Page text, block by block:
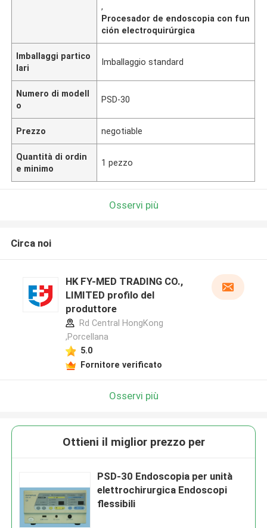
,
Procesador de endoscopia con fun
ción electroquirúrgica
Imballaggi partico
lari
Imballaggio standard
Numero di modell
o
PSD-30
Prezzo negotiable
Quantità di ordin
e minimo
1 pezzo
Osservi più
Circa noi
HK FY-MED TRADING CO.,
LIMITED profilo del
produttore
Rd Central HongKong
,Porcellana
5.0
Fornitore verificato
Osservi più
Ottieni il miglior prezzo per
PSD-30 Endoscopia per unità
elettrochirurgica Endoscopi
flessibili